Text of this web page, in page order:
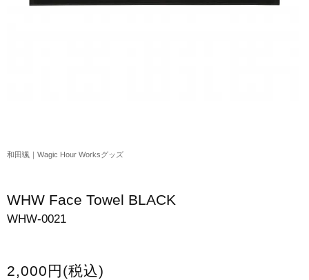
和田颯｜Wagic Hour Worksグッズ
クリスマスアイテム
スマホケース・モバイルバッテリー
和田颯｜Wagic Hour Worksグッズ
WHW Face Towel BLACK
WHW-0021
2,000円(税込)